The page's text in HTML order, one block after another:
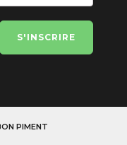
S'INSCRIRE
PIMENT